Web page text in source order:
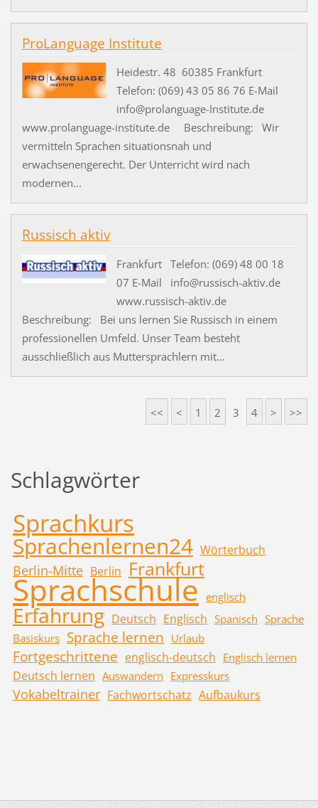
ProLanguage Institute
Heidestr. 48 60385 Frankfurt
Telefon: (069) 43 05 86 76 E-Mail
info@prolanguage-Institute.de
www.prolanguage-institute.de Beschreibung: Wir
vermitteln Sprachen situationsnah und
erwachsenengerecht. Der Unterricht wird nach
modernen...
Russisch aktiv
Frankfurt Telefon: (069) 48 00 18
07 E-Mail info@russisch-aktiv.de
www.russisch-aktiv.de
Beschreibung: Bei uns lernen Sie Russisch in einem
professionellen Umfeld. Unser Team besteht
ausschließlich aus Muttersprachlern mit...
<< < 1 2 3 4 > >>
Schlagwörter
Sprachkurs
Sprachenlernen24 Wörterbuch
Berlin-Mitte Berlin Frankfurt
Sprachschule englisch
Erfahrung Deutsch Englisch Spanisch Sprache
Basiskurs Sprache lernen Urlaub
Fortgeschrittene englisch-deutsch Englisch lernen
Deutsch lernen Auswandern Expresskurs
Vokabeltrainer Fachwortschatz Aufbaukurs